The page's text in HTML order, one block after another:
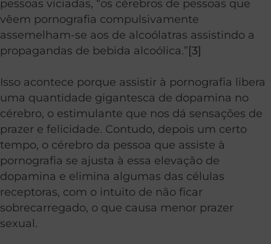
pessoas viciadas, “os cérebros de pessoas que
vêem pornografia compulsivamente
assemelham-se aos de alcoólatras assistindo a
propagandas de bebida alcoólica.”[3]
Isso acontece porque assistir à pornografia libera
uma quantidade gigantesca de dopamina no
cérebro, o estimulante que nos dá sensações de
prazer e felicidade. Contudo, depois um certo
tempo, o cérebro da pessoa que assiste à
pornografia se ajusta à essa elevação de
dopamina e elimina algumas das células
receptoras, com o intuito de não ficar
sobrecarregado, o que causa menor prazer
sexual.